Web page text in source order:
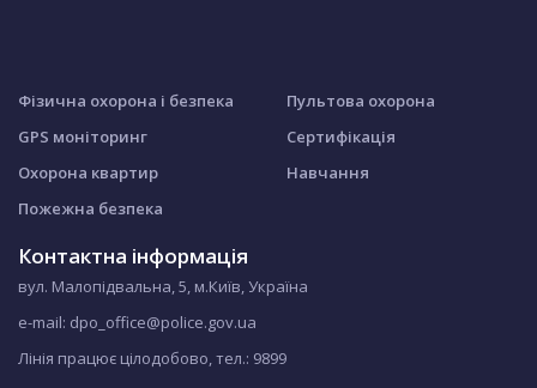
Фізична охорона і безпека
GPS моніторинг
Охорона квартир
Пожежна безпека
Пультова охорона
Сертифікація
Навчання
Контактна інформація
вул. Малопідвальна, 5, м.Київ, Україна
e-mail: dpo_office@police.gov.ua
Лінія працює цілодобово, тел.: 9899